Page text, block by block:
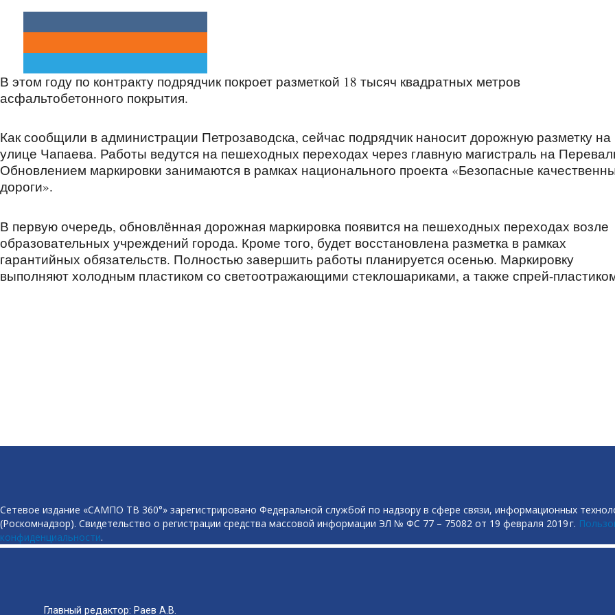
В этом году по контракту подрядчик покроет разметкой 18 тысяч квадратных метров
асфальтобетонного покрытия.
Как сообщили в администрации Петрозаводска, сейчас подрядчик наносит дорожную разметку на
улице Чапаева. Работы ведутся на пешеходных переходах через главную магистраль на
Обновлением маркировки занимаются в рамках национального проекта «Безопасные
дороги».
В первую очередь, обновлённая дорожная маркировка появится на пешеходных переходах возле
образовательных учреждений города. Кроме того, будет восстановлена разметка в рамках
гарантийных обязательств. Полностью завершить работы планируется осенью. Маркировку
выполняют холодным пластиком со светоотражающими стеклошариками, а также спрей-
Сетевое издание «САМПО ТВ 360°» зарегистрировано Федеральной службой по надзору в сфере связи, информационных
(Роскомнадзор). Свидетельство о регистрации средства массовой информации ЭЛ № ФС 77 – 75082 от 19 февраля 2019 г.
конфиденциальности.
Главный редактор: Раев А.В.